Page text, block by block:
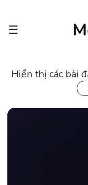
☰
Hiển thị các bài